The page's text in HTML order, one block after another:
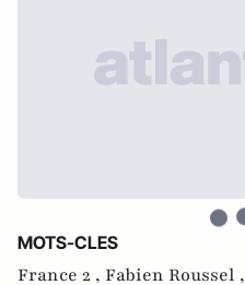
MOTS-CLES
France 2 , Fabien Roussel ,